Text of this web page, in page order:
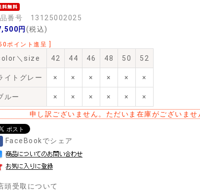
番号 13125002025
円 (税込)
ポイント進呈 ]
＼size 42 44 46 48 50 52
イトグレー × × × × × ×
ルー × × × × × ×
申し訳ございません。ただいま在庫がございませ
FaceBookでシェア
頭受取について